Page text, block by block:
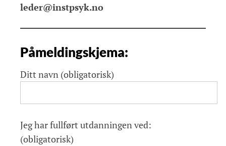
leder@instpsyk.no
Påmeldingskjema:
Ditt navn (obligatorisk)
Jeg har fullført utdanningen ved:
(obligatorisk)